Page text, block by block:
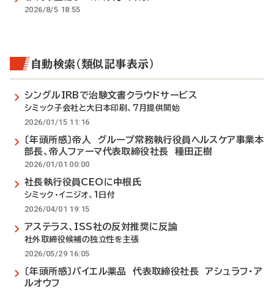
2026/8/5 18:55
自動検索（類似記事表示）
シングルIRBで治験文書クラウドサービス
シミック子会社と大日本印刷、7月提供開始
2026/01/15 11:16
〔年頭所感〕帝人 グループ常務執行役員ヘルスケア事業本
部長、帝人ファーマ代表取締役社長 種田正樹
2026/01/01 00:00
社長執行役員CEOに中根氏
シミック・イニジオ、1日付
2026/04/01 19:15
アステラス、ISS社の反対推奨に反論
社外取締役候補の独立性を主張
2026/05/29 16:05
〔年頭所感〕バイエル薬品 代表取締役社長 アシュラフ・ア
ルオウフ